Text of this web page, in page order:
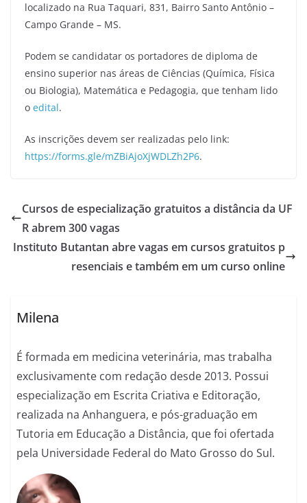
localizado na Rua Taquari, 831, Bairro Santo Antônio –
Campo Grande – MS.
Podem se candidatar os portadores de diploma de
ensino superior nas áreas de Ciências (Química, Física
ou Biologia), Matemática e Pedagogia, que tenham lido
o edital.
As inscrições devem ser realizadas pelo link:
https://forms.gle/mZBiAjoXjWDLZh2P6.
Cursos de especialização gratuitos a distância da UF
R abrem 300 vagas
Instituto Butantan abre vagas em cursos gratuitos p
resenciais e também em um curso online
Milena
É formada em medicina veterinária, mas trabalha
exclusivamente com redação desde 2013. Possui
especialização em Escrita Criativa e Editoração,
realizada na Anhanguera, e pós-graduação em
Tutoria em Educação a Distância, que foi ofertada
pela Universidade Federal do Mato Grosso do Sul.